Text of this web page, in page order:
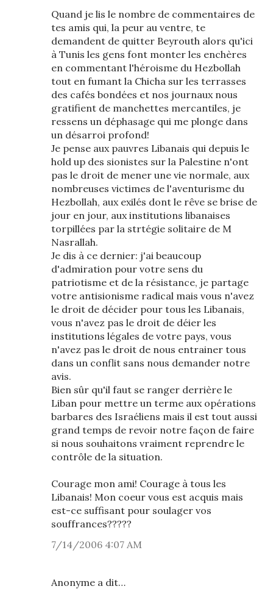
Quand je lis le nombre de commentaires de
tes amis qui, la peur au ventre, te
demandent de quitter Beyrouth alors qu'ici
à Tunis les gens font monter les enchères
en commentant l'héroisme du Hezbollah
tout en fumant la Chicha sur les terrasses
des cafés bondées et nos journaux nous
gratifient de manchettes mercantiles, je
ressens un déphasage qui me plonge dans
un désarroi profond!
Je pense aux pauvres Libanais qui depuis le
hold up des sionistes sur la Palestine n'ont
pas le droit de mener une vie normale, aux
nombreuses victimes de l'aventurisme du
Hezbollah, aux exilés dont le rêve se brise de
jour en jour, aux institutions libanaises
torpillées par la strtégie solitaire de M
Nasrallah.
Je dis à ce dernier: j'ai beaucoup
d'admiration pour votre sens du
patriotisme et de la résistance, je partage
votre antisionisme radical mais vous n'avez
le droit de décider pour tous les Libanais,
vous n'avez pas le droit de déier les
institutions légales de votre pays, vous
n'avez pas le droit de nous entrainer tous
dans un conflit sans nous demander notre
avis.
Bien sûr qu'il faut se ranger derrière le
Liban pour mettre un terme aux opérations
barbares des Israéliens mais il est tout aussi
grand temps de revoir notre façon de faire
si nous souhaitons vraiment reprendre le
contrôle de la situation.
Courage mon ami! Courage à tous les
Libanais! Mon coeur vous est acquis mais
est-ce suffisant pour soulager vos
souffrances?????
7/14/2006 4:07 AM
Anonyme a dit…